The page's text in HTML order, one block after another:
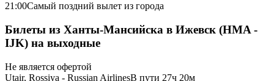
21:00Самый поздний вылет из города
Билеты из Ханты-Мансийска в Ижевск (HMA -
IJK) на выходные
Не является офертой
Utair, Rossiya - Russian AirlinesВ пути 27ч 20м